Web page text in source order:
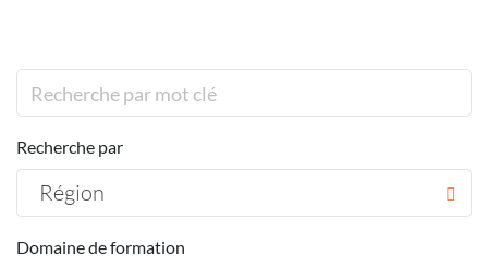
Recherche par
Région
Domaine de formation